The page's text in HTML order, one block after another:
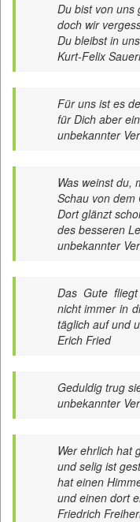
Du bist von uns
doch wir
Du bleibst in
Kurt-Felix
Für uns ist es
für Dich aber
unbekannter
Was weinst du,
Schau von dem
Dort glänzt
des besseren
unbekannter
Das Gute
nicht immer in
täglich auf und
Erich Fried
Geduldig trug
unbekannter
Wer ehrlich hat
und selig ist
hat einen
und einen dort
Friedrich